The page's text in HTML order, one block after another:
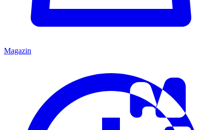
Magazin